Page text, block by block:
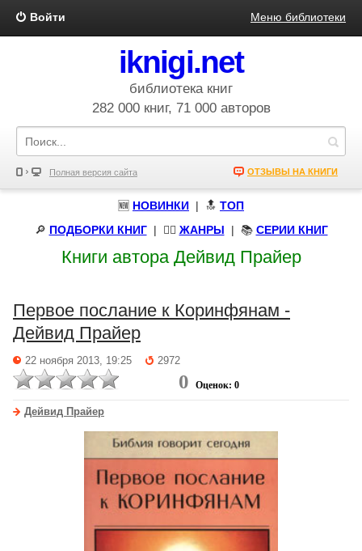
Войти Меню библиотеки
iknigi.net
библиотека книг
282 000 книг, 71 000 авторов
Полная версия сайта ОТЗЫВЫ НА КНИГИ
🆕 НОВИНКИ | 🔝 ТОП
🔎 ПОДБОРКИ КНИГ| 🧝‍♀️ ЖАНРЫ | 📚 СЕРИИ КНИГ
Книги автора Дейвид Прайер
Первое послание к Коринфянам -
Дейвид Прайер
22 ноября 2013, 19:25 2972
0 Оценок: 0
Дейвид Прайер